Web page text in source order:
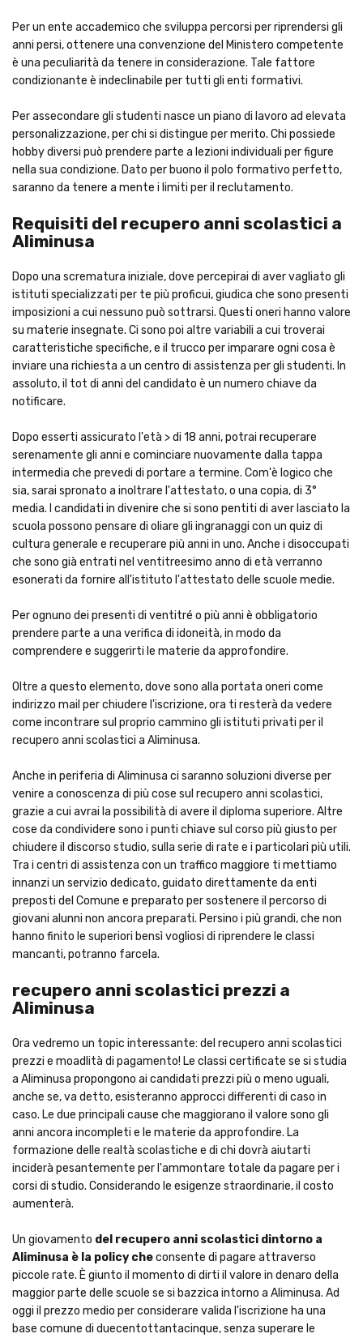
Per un ente accademico che sviluppa percorsi per riprendersi gli
anni persi, ottenere una convenzione del Ministero competente
è una peculiarità da tenere in considerazione. Tale fattore
condizionante è indeclinabile per tutti gli enti formativi.
Per assecondare gli studenti nasce un piano di lavoro ad elevata
personalizzazione, per chi si distingue per merito. Chi possiede
hobby diversi può prendere parte a lezioni individuali per figure
nella sua condizione. Dato per buono il polo formativo perfetto,
saranno da tenere a mente i limiti per il reclutamento.
Requisiti del recupero anni scolastici a
Aliminusa
Dopo una scrematura iniziale, dove percepirai di aver vagliato gli
istituti specializzati per te più proficui, giudica che sono presenti
imposizioni a cui nessuno può sottrarsi. Questi oneri hanno valore
su materie insegnate. Ci sono poi altre variabili a cui troverai
caratteristiche specifiche, e il trucco per imparare ogni cosa è
inviare una richiesta a un centro di assistenza per gli studenti. In
assoluto, il tot di anni del candidato è un numero chiave da
notificare.
Dopo esserti assicurato l'età > di 18 anni, potrai recuperare
serenamente gli anni e cominciare nuovamente dalla tappa
intermedia che prevedi di portare a termine. Com'è logico che
sia, sarai spronato a inoltrare l'attestato, o una copia, di 3°
media. I candidati in divenire che si sono pentiti di aver lasciato la
scuola possono pensare di oliare gli ingranaggi con un quiz di
cultura generale e recuperare più anni in uno. Anche i disoccupati
che sono già entrati nel ventitreesimo anno di età verranno
esonerati da fornire all'istituto l'attestato delle scuole medie.
Per ognuno dei presenti di ventitré o più anni è obbligatorio
prendere parte a una verifica di idoneità, in modo da
comprendere e suggerirti le materie da approfondire.
Oltre a questo elemento, dove sono alla portata oneri come
indirizzo mail per chiudere l'iscrizione, ora ti resterà da vedere
come incontrare sul proprio cammino gli istituti privati per il
recupero anni scolastici a Aliminusa.
Anche in periferia di Aliminusa ci saranno soluzioni diverse per
venire a conoscenza di più cose sul recupero anni scolastici,
grazie a cui avrai la possibilità di avere il diploma superiore. Altre
cose da condividere sono i punti chiave sul corso più giusto per
chiudere il discorso studio, sulla serie di rate e i particolari più utili.
Tra i centri di assistenza con un traffico maggiore ti mettiamo
innanzi un servizio dedicato, guidato direttamente da enti
preposti del Comune e preparato per sostenere il percorso di
giovani alunni non ancora preparati. Persino i più grandi, che non
hanno finito le superiori bensì vogliosi di riprendere le classi
mancanti, potranno farcela.
recupero anni scolastici prezzi a
Aliminusa
Ora vedremo un topic interessante: del recupero anni scolastici
prezzi e moadlità di pagamento! Le classi certificate se si studia
a Aliminusa propongono ai candidati prezzi più o meno uguali,
anche se, va detto, esisteranno approcci differenti di caso in
caso. Le due principali cause che maggiorano il valore sono gli
anni ancora incompleti e le materie da approfondire. La
formazione delle realtà scolastiche e di chi dovrà aiutarti
inciderà pesantemente per l'ammontare totale da pagare per i
corsi di studio. Considerando le esigenze straordinarie, il costo
aumenterà.
Un giovamento del recupero anni scolastici dintorno a
Aliminusa è la policy checonsente di pagare attraverso
piccole rate. È giunto il momento di dirti il valore in denaro della
maggior parte delle scuole se si bazzica intorno a Aliminusa. Ad
oggi il prezzo medio per considerare valida l'iscrizione ha una
base comune di duecentottantacinque, senza superare le